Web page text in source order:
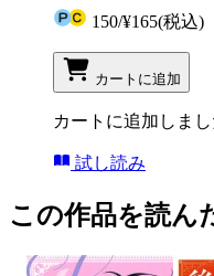
150/¥165(税込)
カートに追加
カートに追加しまし
試し読み
この作品を読ん